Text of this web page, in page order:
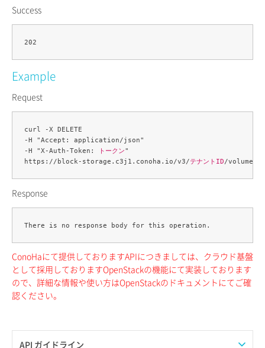
API ガイドライン
Success
Example
Request
curl -X DELETE
-H "Accept: application/json"
-H "X-Auth-Token:
トークン"
https://block-storage.c3j1.conoha.io/v3/テナントID/volumes/
Response
ConoHaにて提供しておりますAPIにつきましては、クラウド基盤
として採用しておりますOpenStackの機能にて実装しております
ので、詳細な情報や使い方はOpenStackのドキュメントにてご確
認ください。